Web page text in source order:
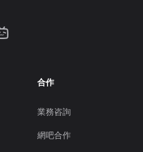
合作
業務咨詢
網吧合作